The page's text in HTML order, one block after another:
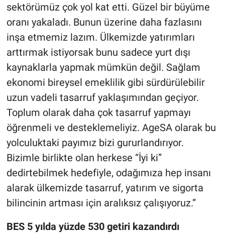
sektörümüz çok yol kat etti. Güzel bir büyüme
oranı yakaladı. Bunun üzerine daha fazlasını
inşa etmemiz lazım. Ülkemizde yatırımları
arttırmak istiyorsak bunu sadece yurt dışı
kaynaklarla yapmak mümkün değil. Sağlam
ekonomi bireysel emeklilik gibi sürdürülebilir
uzun vadeli tasarruf yaklaşımından geçiyor.
Toplum olarak daha çok tasarruf yapmayı
öğrenmeli ve desteklemeliyiz. AgeSA olarak bu
yolculuktaki payımız bizi gururlandırıyor.
Bizimle birlikte olan herkese “İyi ki”
dedirtebilmek hedefiyle, odağımıza hep insanı
alarak ülkemizde tasarruf, yatırım ve sigorta
bilincinin artması için aralıksız çalışıyoruz.”
BES 5 yılda yüzde 530 getiri kazandırdı